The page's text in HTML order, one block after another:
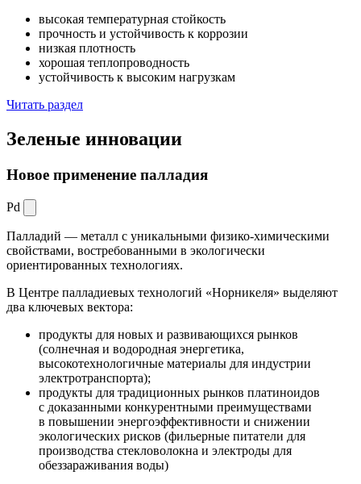
высокая температурная стойкость
прочность и устойчивость к коррозии
низкая плотность
хорошая теплопроводность
устойчивость к высоким нагрузкам
Читать раздел
Зеленые инновации
Новое применение палладия
Pd
Палладий — металл с уникальными физико-химическими
свойствами, востребованными в экологически
ориентированных технологиях.
В Центре палладиевых технологий «Норникеля» выделяют
два ключевых вектора:
продукты для новых и развивающихся рынков
(солнечная и водородная энергетика,
высокотехнологичные материалы для индустрии
электротранспорта);
продукты для традиционных рынков платиноидов
с доказанными конкурентными преимуществами
в повышении энергоэффективности и снижении
экологических рисков (фильерные питатели для
производства стекловолокна и электроды для
обеззараживания воды)